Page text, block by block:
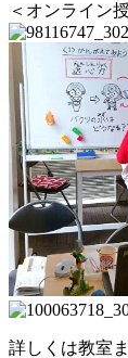
＜オンライン
詳しくは教室